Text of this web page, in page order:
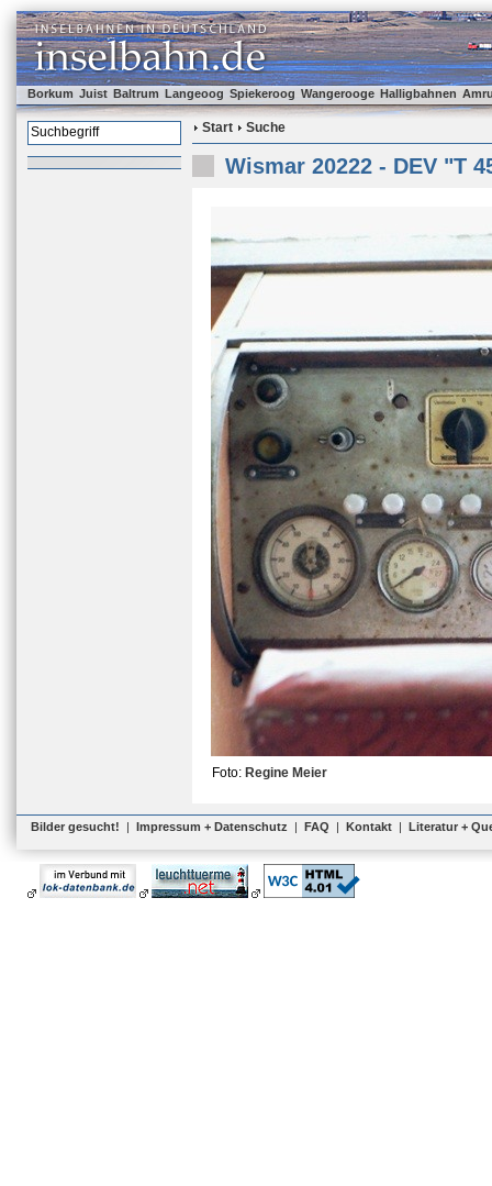
Borkum Juist Baltrum Langeoog Spiekeroog Wangerooge Halligbahnen
Start Suche
Wismar 20222 - DEV "T
Foto: Regine Meier
Bilder gesucht! | Impressum + Datenschutz | FAQ | Kontakt | Literatur +